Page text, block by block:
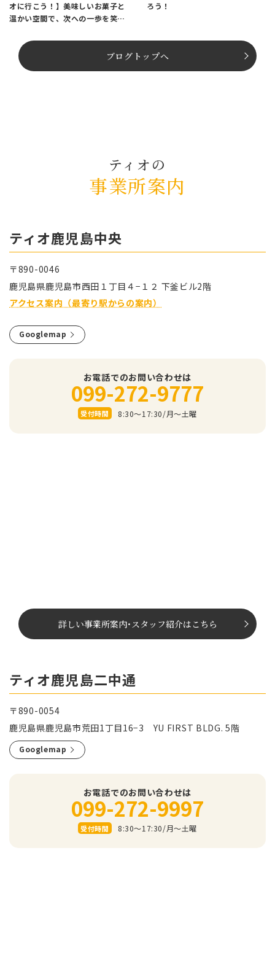
オに行こう！】美味しいお菓子と
温かい空間で、次への一歩を笑顔
ろう！
ブログトップへ
ティオの
事業所案内
ティオ⿅児島中央
〒890-0046
⿅児島県⿅児島市⻄⽥１丁⽬４−１２ 下釜ビル2階
アクセス案内（最寄り駅からの案内）
Googlemap
お電話でのお問い合わせは
099-272-9777
受付時間 8:30～17:30/⽉〜⼟曜
詳しい事業所案内･ スタッフ紹介はこちら
ティオ鹿児島二中通
〒890-0054
鹿児島県鹿児島市荒田1丁目16−3 YU FIRST BLDG. 5階
Googlemap
お電話でのお問い合わせは
099-272-9997
受付時間 8:30～17:30/⽉〜⼟曜